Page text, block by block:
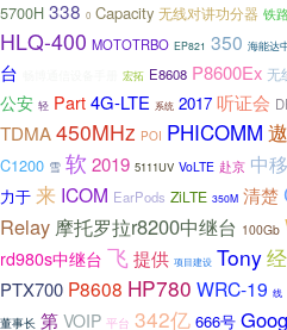
5700H 338 0 Capacity 无线对讲功分器 铁
HLQ-400 MOTOTRBO EP821 350 海能达
台
宏拓 E8608 P8600Ex 无
公安 轻 Part4G-LTE 系统 2017 听证会
TDMA450MHz POI PHICOMM
C1200 雪 软 2019 5111UV VoLTE 赴京 中移
力于 来 ICOM EarPods ZiLTE 350M 清楚
Relay 摩托罗拉r8200中继台 100Gb
rd980s中继台 飞 提供 项目建设 Tony经
PTX700 P8608 HP780 WRC-19 线
董事长 第 VOIP 平台 342亿 666号